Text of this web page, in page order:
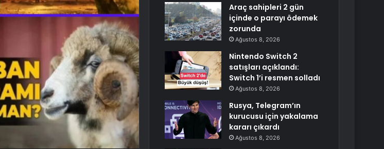
Araç sahipleri 2 gün
içinde o parayı ödemek
zorunda
Ağustos 8, 2026
Nintendo Switch 2
satışları açıklandı:
Switch 1’i resmen solladı
Ağustos 8, 2026
Rusya, Telegram’ın
kurucusu için yakalama
kararı çıkardı
Ağustos 8, 2026